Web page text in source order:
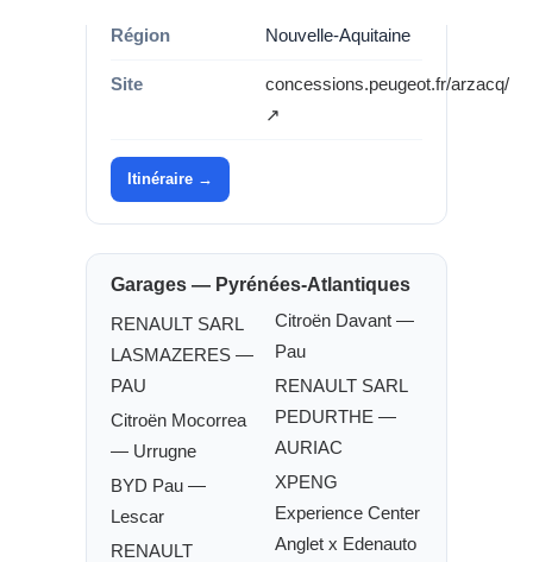
Région Nouvelle-Aquitaine
Site
concessions.peugeot.fr/arzacq/
↗
Itinéraire →
Garages — Pyrénées-Atlantiques
RENAULT SARL
LASMAZERES —
PAU
Citroën Mocorrea
— Urrugne
BYD Pau —
Lescar
RENAULT
Citroën Davant —
Pau
RENAULT SARL
PEDURTHE —
AURIAC
XPENG
Experience Center
Anglet x Edenauto